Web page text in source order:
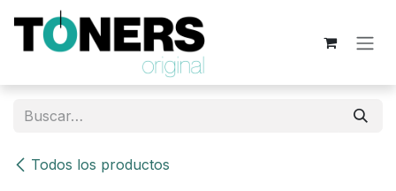
Ir al contenido
Todos los productos